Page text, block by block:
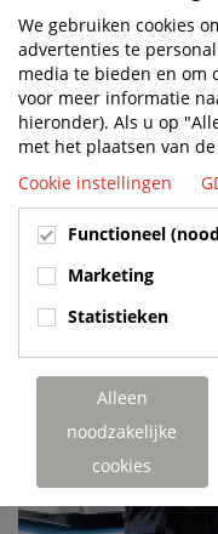
terreintransport en
bedrijven in staat de
leveren aan klanten
productiebedrijven
dragen aan de
We gebruiken cookies
advertenties te
media te bieden en om
voor meer informatie
hieronder). Als u op
met het plaatsen van
Cookie instellingen
Functioneel
Marketing
Statistieken
Alleen
noodzakelijke
cookies